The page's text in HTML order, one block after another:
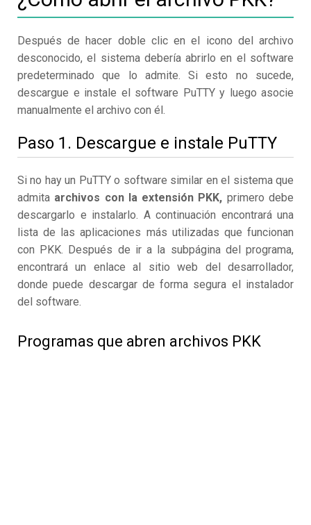
Después de hacer doble clic en el icono del archivo
desconocido, el sistema debería abrirlo en el software
predeterminado que lo admite. Si esto no sucede,
descargue e instale el software PuTTY y luego asocie
manualmente el archivo con él.
Paso 1. Descargue e instale PuTTY
Si no hay un PuTTY o software similar en el sistema que
admita archivos con la extensión PKK, primero debe
descargarlo e instalarlo. A continuación encontrará una
lista de las aplicaciones más utilizadas que funcionan
con PKK. Después de ir a la subpágina del programa,
encontrará un enlace al sitio web del desarrollador,
donde puede descargar de forma segura el instalador
del software.
Programas que abren archivos PKK